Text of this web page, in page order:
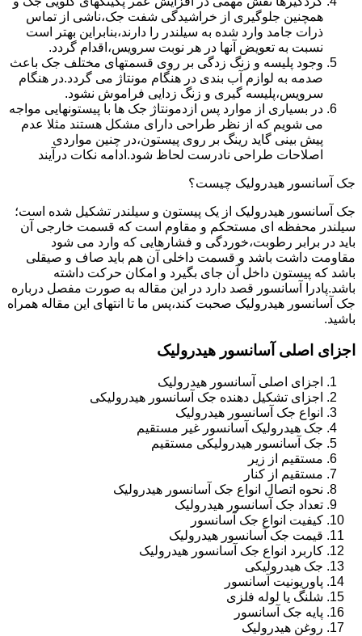
همچنین جلوگیری از خراشیدگی شفت جک،ناشی از تماس
ذرات جامد وارد شده به سیلندر را دارند،بنابراین بهتر است
نسبت به تعویض آنها در هر نوبت سرویس،اقدام گردد.
وجود پلیسه و زنگ زدگی بر روی قسمتهای مختلف جک باعث
صدمه به لوازم آب بندی در هنگام مونتاژ می گردد.در هنگام
سرویس،پلیسه گیری و زنگ زدایی فراموش نشود.
در بسیاری از موارد پس ازدمونتاژ جک ها با پیستونهایی مواجه
می شویم که از نظر طراحی دارای مشکل هستند مثلا عدم
پیش بینی گاید رینگ بر روی پیستون،در چنین مواردی
اصلاحات طراحی نادرست لحاظ شود.ادامه نکات درآیند
جک آسانسور هیدرولیک چیست؟
جک آسانسور هیدرولیک از یک پیستون و سیلندر تشکیل شده است؛
سیلندر محفظه ای مستحکم و مقاوم است که قسمت خارجی آن
باید در برابر رطوبت،خوردگی و فشارهایی که وارد می شود
مقاومت داشت باشد و قسمت داخلی آن هم باید صاف و صیقلی
باشد که پیستون داخل آن جای بگیرد و امکان حرکت داشته
باشد.پادرا آسانسور قصد دارد در این مقاله به صورت مفصل درباره
جک آسانسور هیدرولیک صحبت کند،پس ما تا انتهای این مقاله همراه
باشید.
اجزای اصلی آسانسور هیدرولیک
اجزای اصلی آسانسور هیدرولیک
اجزای تشکیل دهنده جک آسانسور هیدرولیکی
انواع جک آسانسور هیدرولیک
جک هیدرولیک آسانسور غیر مستقیم
جک آسانسور هیدرولیکی مستقیم
مستقیم از زیر
مستقیم از کنار
نحوه اتصال انواع جک آسانسور هیدرولیک
تعداد جک آسانسور هیدرولیک
کیفیت انواع جک آسانسور
قیمت جک آسانسور هیدرولیک
کاربرد انواع جک آسانسور هیدرولیک
جک هیدرولیکی
پاوریونیت آسانسور
شلنگ یا لوله فلزی
پایه جک آسانسور
روغن هیدرولیک